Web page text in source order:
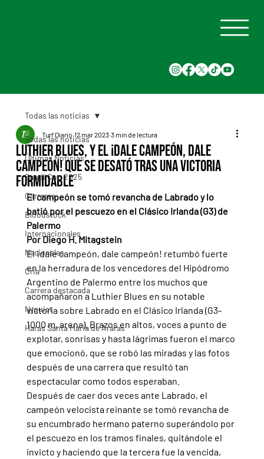
Todas las noticias
Últimas Noticias
Saudi Cup 2025
Carreras
Bloodstock
Internacionales
Nacionales
Cria
Carrera destacada
Nyquist
Haras Santa Maria de Araras
Todas las noticias
Luthier Blues, y el ¡dale campeón, dale
campeón! que se desató tras una victoria
formidable
Turf Diario 12 mar 2023 3 min de lectura
El campeón se tomó revancha de Labrado y lo
batió por el pescuezo en el Clásico Irlanda (G3) de
Palermo
Por Diego H. Mitagstein
El ¡dale campeón, dale campeón! retumbó fuerte
en la herradura de los vencedores del Hipódromo
Argentino de Palermo entre los muchos que
acompañaron a Luthier Blues en su notable
victoria sobre Labrado en el Clásico Irlanda (G3-
1000 m, arena). Brazos en altos, voces a punto de
explotar, sonrisas y hasta lágrimas fueron el marco
que emocionó, que se robó las miradas y las fotos
después de una carrera que resultó tan
espectacular como todos esperaban.
Después de caer dos veces ante Labrado, el
campeón velocista reinante se tomó revancha de
su encumbrado hermano paterno superándolo por
el pescuezo en los tramos finales, quitándole el
invicto y haciendo que la tercera fue la vencida,